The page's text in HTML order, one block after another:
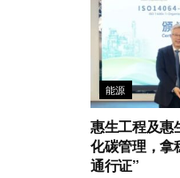
能源
惠生工程及惠
化碳管理，拿
通行证”